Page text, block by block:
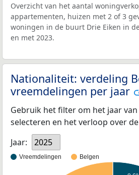
Overzicht van het aantal
appartementen, huizen met 2 of 3
woningen in de buurt Drie Eiken in
en met 2023.
Nationaliteit: verdeling
vreemdelingen per jaar
Gebruik het filter om het jaar
selecteren en het verloop over
Jaar:
2025
Vreemdelingen Belgen